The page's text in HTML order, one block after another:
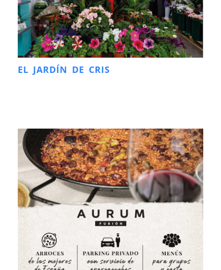
EL JARDÍN DE CRIS